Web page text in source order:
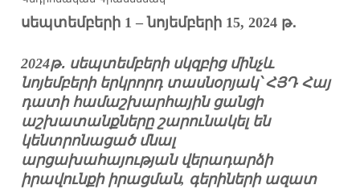
սեպտեմբերի 1 – նոյեմբերի 15, 2024 թ․
2024թ․ սեպտեմբերի սկզբից մինչև
նոյեմբերի երկրորդ տասնօրյակ՝ ՀՅԴ Հայ
դատի համաշխարհային ցանցի
աշխատանքները շարունակել են
կենտրոնացած մնալ
արցախահայության վերադարձի
իրավունքի իրացման, գերիների ազատ